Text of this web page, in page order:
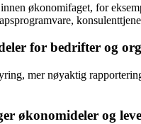
økonomifaget, for
for bedrifter og
mer nøyaktig
økonomideler og